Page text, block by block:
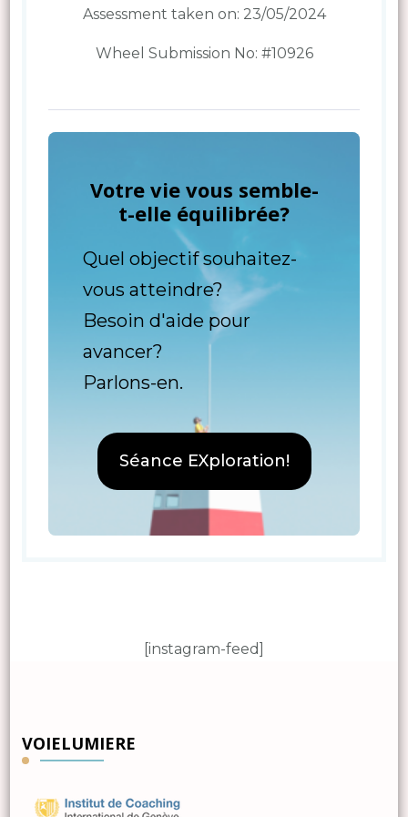
Assessment taken on: 23/05/2024
Wheel Submission No: #10926
Votre vie vous semble-
t-elle équilibrée?
Quel objectif souhaitez-
vous atteindre?
Besoin d'aide pour
avancer?
Parlons-en.
Séance EXploration!
[instagram-feed]
VOIELUMIERE